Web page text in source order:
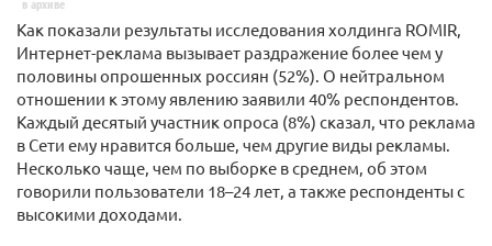
в архиве
Как показали результаты исследования холдинга ROMIR,
Интернет-реклама вызывает раздражение более чем у
половины опрошенных россиян (52%). О нейтральном
отношении к этому явлению заявили 40% респондентов.
Каждый десятый участник опроса (8%) сказал, что реклама
в Сети ему нравится больше, чем другие виды рекламы.
Несколько чаще, чем по выборке в среднем, об этом
говорили пользователи 18–24 лет, а также респонденты с
высокими доходами.